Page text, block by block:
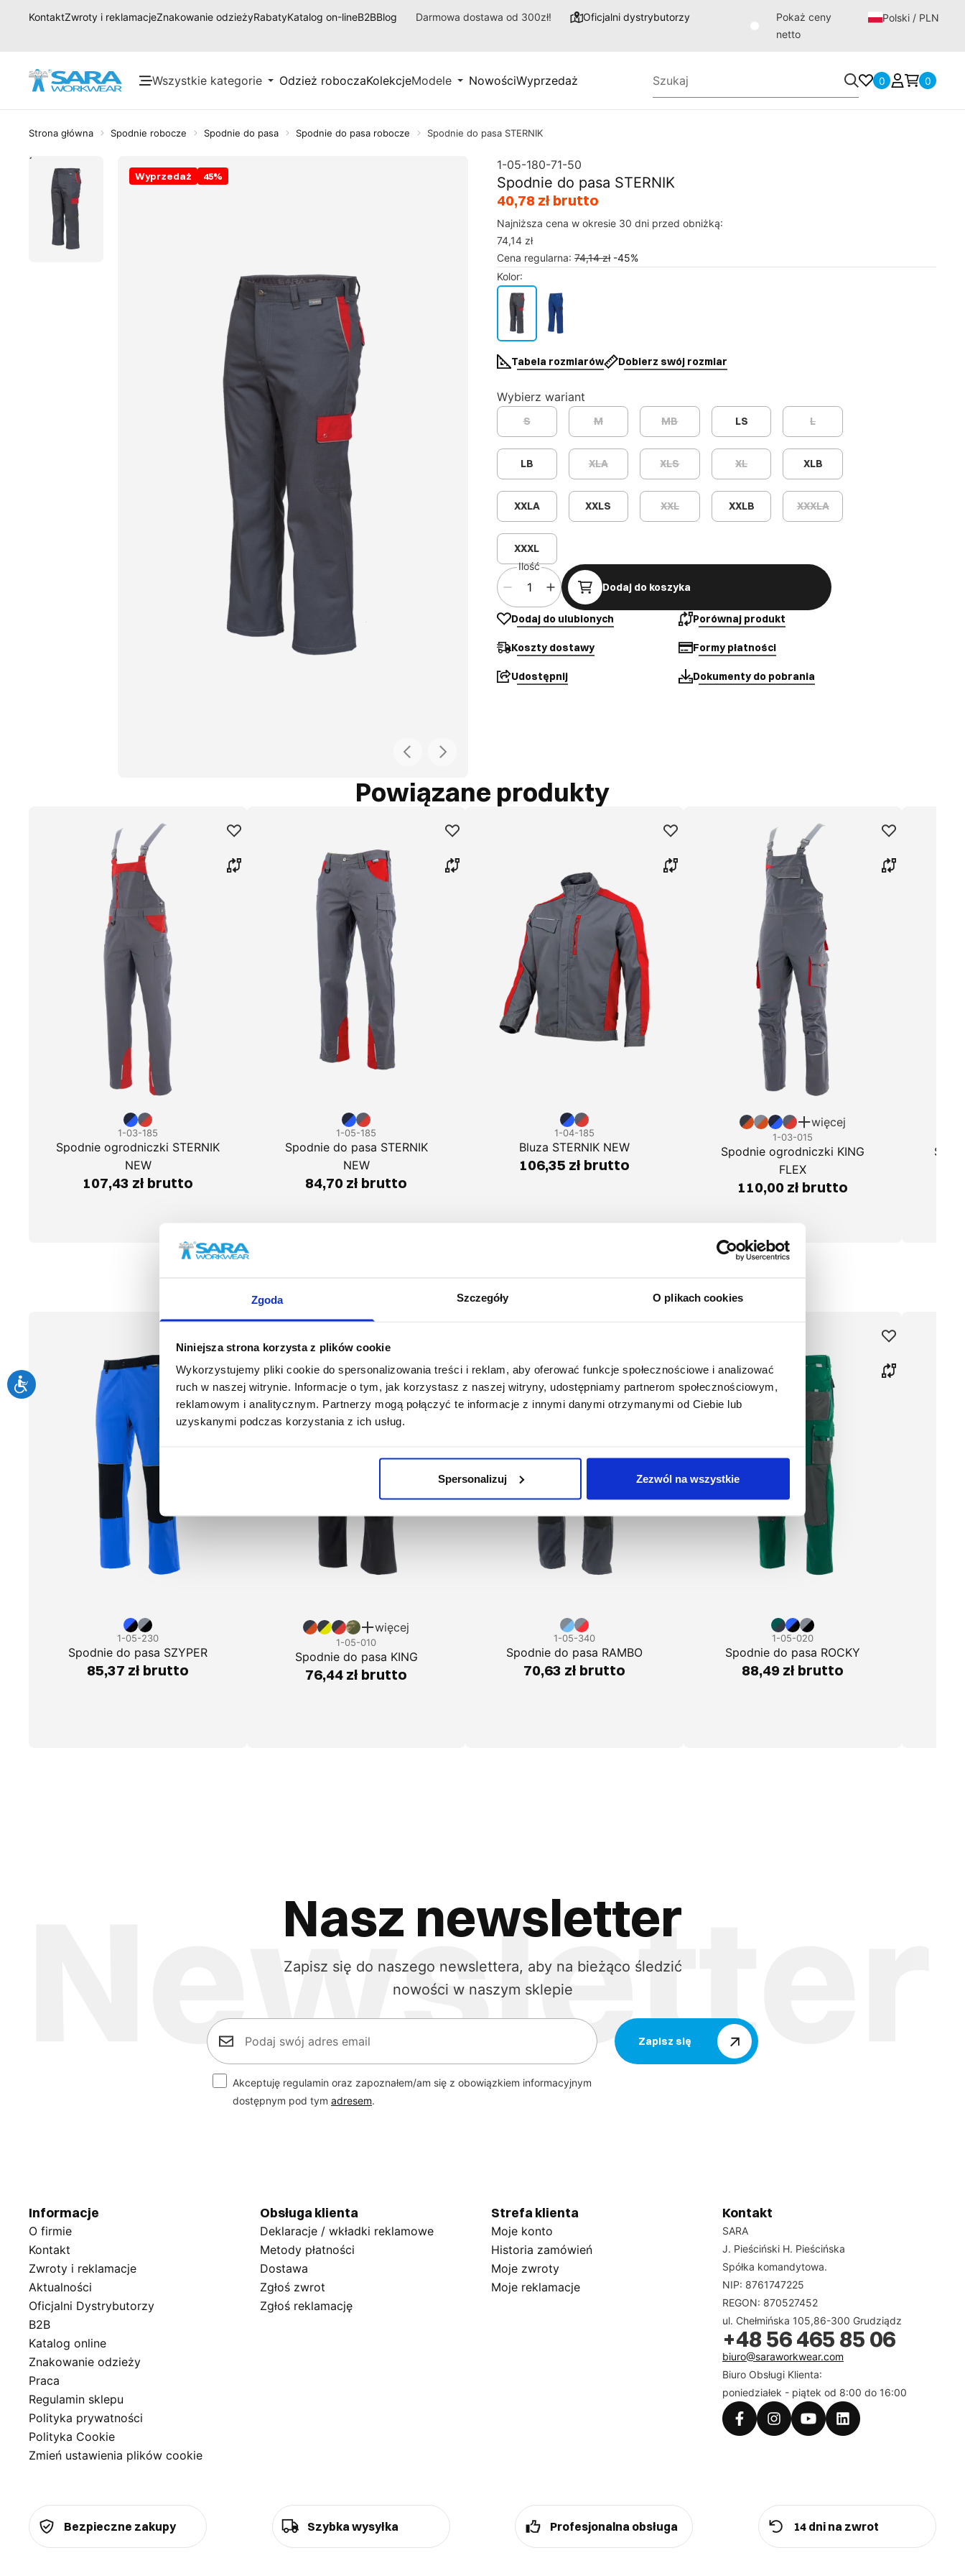
Zgoda Szczegóły O plikach cookies
Niniejsza strona korzysta z plików cookie
Wykorzystujemy pliki cookie do spersonalizowania treści i reklam, aby oferować funkcje społecznościowe i analizować
ruch w naszej witrynie. Informacje o tym, jak korzystasz z naszej witryny, udostępniamy partnerom społecznościowym,
reklamowym i analitycznym. Partnerzy mogą połączyć te informacje z innymi danymi otrzymanymi od Ciebie lub
uzyskanymi podczas korzystania z ich usług.
Spersonalizuj Zezwól na wszystkie
KontaktZwroty i reklamacjeZnakowanie odzieżyRabatyKatalog on-lineB2BBlog Darmowa dostawa od 300zł! Oficjalni dystrybutorzy
Pokaż ceny
netto
Polski / PLN
Wszystkie kategorie Odzież roboczaKolekcjeModele NowościWyprzedaż 0 0
Strona główna Spodnie robocze Spodnie do pasa Spodnie do pasa robocze Spodnie do pasa STERNIK
Wyprzedaż 45%
1-05-180-71-50
Spodnie do pasa STERNIK
40,78 zł brutto
Najniższa cena w okresie 30 dni przed obniżką:
74,14 zł
Cena regularna: 74,14 zł -45%
Kolor:
Tabela rozmiarów Dobierz swój rozmiar
Wybierz wariant
S M MB LS L
LB XLA XLS XL XLB
XXLA XXLS XXL XXLB XXXLA
XXXL
Ilość
Dodaj do koszyka
Dodaj do ulubionych Porównaj produkt
Koszty dostawy Formy płatności
Udostępnij Dokumenty do pobrania
Powiązane produkty
1-03-185
Spodnie ogrodniczki STERNIK
NEW
107,43 zł brutto
1-05-185
Spodnie do pasa STERNIK
NEW
84,70 zł brutto
1-04-185
Bluza STERNIK NEW
106,35 zł brutto
więcej
1-03-015
Spodnie ogrodniczki KING
FLEX
110,00 zł brutto
Podobne produkty
1-05-230
Spodnie do pasa SZYPER
85,37 zł brutto
więcej
1-05-010
Spodnie do pasa KING
76,44 zł brutto
1-05-340
Spodnie do pasa RAMBO
70,63 zł brutto
1-05-020
Spodnie do pasa ROCKY
88,49 zł brutto
Nasz newsletter
Zapisz się do naszego newslettera, aby na bieżąco śledzić
nowości w naszym sklepie
Zapisz się
Akceptuję regulamin oraz zapoznałem/am się z obowiązkiem informacyjnym
dostępnym pod tym adresem.
Informacje
O firmie
Kontakt
Zwroty i reklamacje
Aktualności
Oficjalni Dystrybutorzy
B2B
Katalog online
Znakowanie odzieży
Praca
Regulamin sklepu
Polityka prywatności
Polityka Cookie
Zmień ustawienia plików cookie
Obsługa klienta
Deklaracje / wkładki reklamowe
Metody płatności
Dostawa
Zgłoś zwrot
Zgłoś reklamację
Strefa klienta
Moje konto
Historia zamówień
Moje zwroty
Moje reklamacje
Kontakt
SARA
J. Pieściński H. Pieścińska
Spółka komandytowa.
NIP: 8761747225
REGON: 870527452
ul. Chełmińska 105,86-300 Grudziądz
+48 56 465 85 06
biuro@saraworkwear.com
Biuro Obsługi Klienta:
poniedziałek - piątek od 8:00 do 16:00
Bezpieczne zakupy Szybka wysyłka Profesjonalna obsługa 14 dni na zwrot